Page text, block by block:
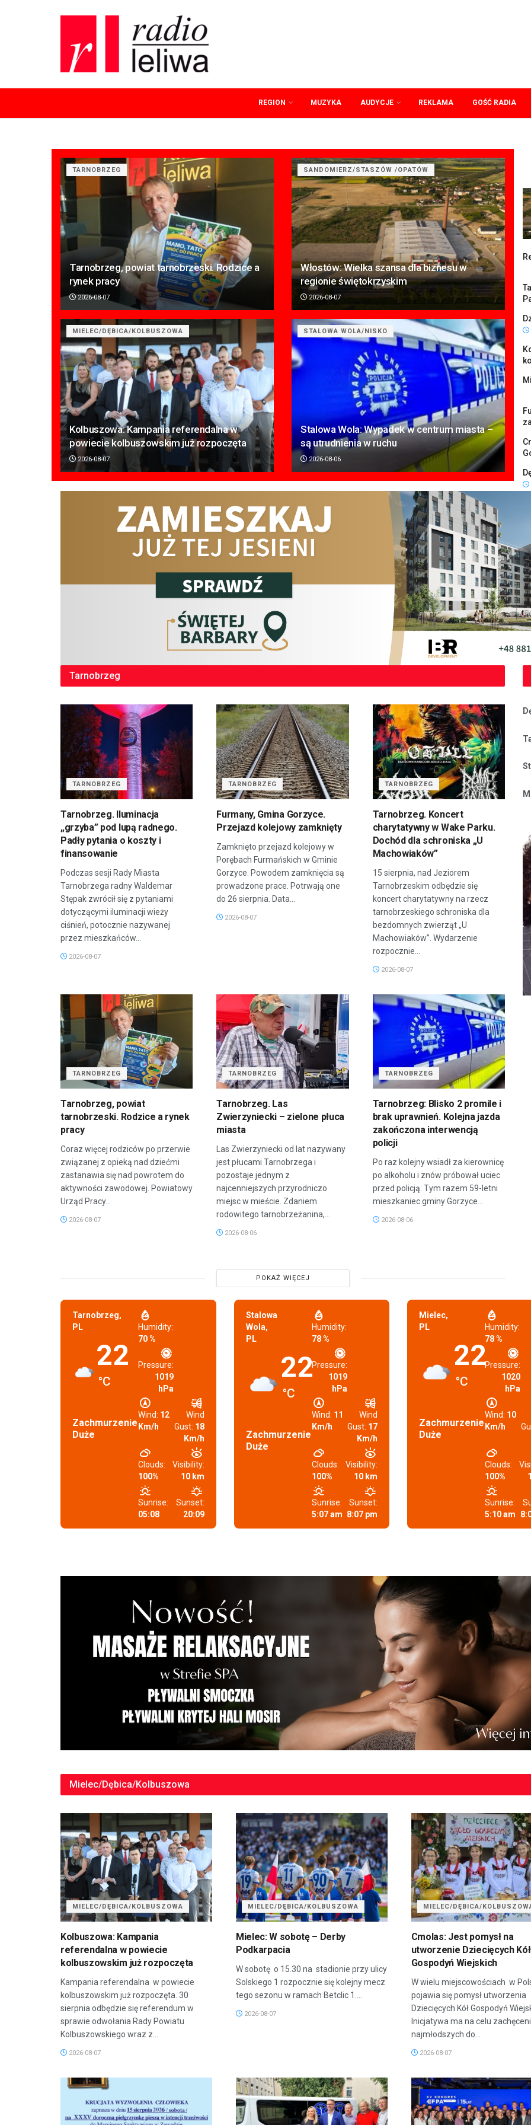
REGION MUZYKA AUDYCJE REKLAMA GOŚĆ RADIA
TARNOBRZEG
Tarnobrzeg, powiat tarnobrzeski. Rodzice a
rynek pracy
2026-08-07
SANDOMIERZ/STASZÓW /OPATÓW
Włostów: Wielka szansa dla biznesu w
regionie świętokrzyskim
2026-08-07
MIELEC/DĘBICA/KOLBUSZOWA
Kolbuszowa: Kampania referendalna w
powiecie kolbuszowskim już rozpoczęta
2026-08-07
STALOWA WOLA/NISKO
Stalowa Wola: Wypadek w centrum miasta –
są utrudnienia w ruchu
2026-08-06
Tarnobrzeg
TARNOBRZEG
Tarnobrzeg. Iluminacja
„grzyba” pod lupą radnego.
Padły pytania o koszty i
finansowanie
Podczas sesji Rady Miasta
Tarnobrzega radny Waldemar
Stępak zwrócił się z pytaniami
dotyczącymi iluminacji wieży
ciśnień, potocznie nazywanej
przez mieszkańców...
2026-08-07
TARNOBRZEG
Furmany, Gmina Gorzyce.
Przejazd kolejowy zamknięty
Zamknięto przejazd kolejowy w
Porębach Furmańskich w Gminie
Gorzyce. Powodem zamknięcia są
prowadzone prace. Potrwają one
do 26 sierpnia. Data...
2026-08-07
TARNOBRZEG
Tarnobrzeg. Koncert
charytatywny w Wake Parku.
Dochód dla schroniska „U
Machowiaków”
15 sierpnia, nad Jeziorem
Tarnobrzeskim odbędzie się
koncert charytatywny na rzecz
tarnobrzeskiego schroniska dla
bezdomnych zwierząt „U
Machowiaków”. Wydarzenie
rozpocznie...
2026-08-07
TARNOBRZEG
Tarnobrzeg, powiat
tarnobrzeski. Rodzice a rynek
pracy
Coraz więcej rodziców po przerwie
związanej z opieką nad dziećmi
zastanawia się nad powrotem do
aktywności zawodowej. Powiatowy
Urząd Pracy...
2026-08-07
TARNOBRZEG
Tarnobrzeg. Las
Zwierzyniecki – zielone płuca
miasta
Las Zwierzyniecki od lat nazywany
jest płucami Tarnobrzega i
pozostaje jednym z
najcenniejszych przyrodniczo
miejsc w mieście. Zdaniem
rodowitego tarnobrzeżanina,...
2026-08-06
TARNOBRZEG
Tarnobrzeg: Blisko 2 promile i
brak uprawnień. Kolejna jazda
zakończona interwencją
policji
Po raz kolejny wsiadł za kierownicę
po alkoholu i znów próbował uciec
przed policją. Tym razem 59-letni
mieszkaniec gminy Gorzyce...
2026-08-06
POKAŻ WIĘCEJ
Tarnobrzeg,
PL
22
°C
Zachmurzenie
Duże
Humidity:
70 %
Pressure:
1019
hPa
Wind: 12
Km/h
Wind
Gust: 18
Km/h
Clouds:
100%
Visibility:
10 km
Sunrise:
05:08
Sunset:
20:09
Stalowa
Wola,
PL
22
°C
Zachmurzenie
Duże
Humidity:
78 %
Pressure:
1019
hPa
Wind: 11
Km/h
Wind
Gust: 17
Km/h
Clouds:
100%
Visibility:
10 km
Sunrise:
5:07 am
Sunset:
8:07 pm
Mielec,
PL
22
°C
Zachmurzenie
Duże
Humidity:
78 %
Pressure:
1020
hPa
Wind: 10
Km/h
Clouds:
100%
Sunrise:
5:10 am
Mielec/Dębica/Kolbuszowa
MIELEC/DĘBICA/KOLBUSZOWA
Kolbuszowa: Kampania
referendalna w powiecie
kolbuszowskim już rozpoczęta
Kampania referendalna w powiecie
kolbuszowskim już rozpoczęta. 30
sierpnia odbędzie się referendum w
sprawie odwołania Rady Powiatu
Kolbuszowskiego wraz z...
2026-08-07
MIELEC/DĘBICA/KOLBUSZOWA
Mielec: W sobotę – Derby
Podkarpacia
W sobotę o 15.30 na stadionie przy ulicy
Solskiego 1 rozpocznie się kolejny mecz
tego sezonu w ramach Betclic 1....
2026-08-07
MIELEC/DĘBICA/
Cmolas: Jest pomysł na
utworzenie Dziecięcych Kół
Gospodyń Wiejskich
W wielu miejscowościach w
pojawia się pomysł utworzenia
Dziecięcych Kół Gospodyń
Inicjatywa ma na celu
najmłodszych do...
2026-08-07